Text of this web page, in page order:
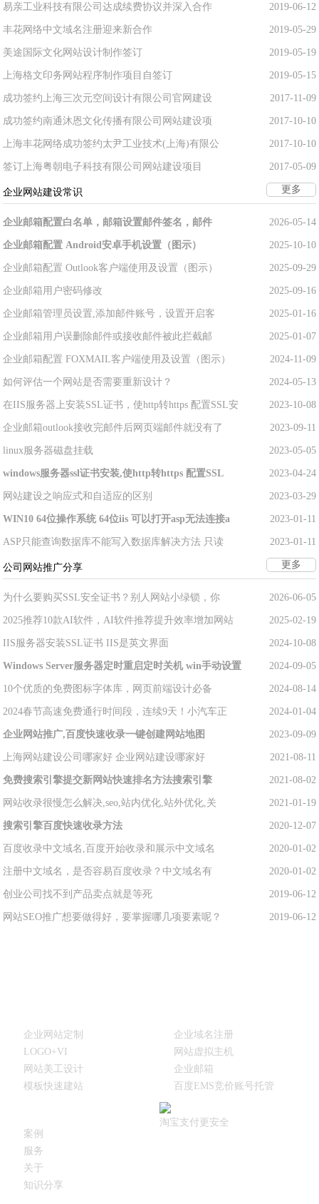
2019-06-12
易亲工业科技有限公司达成续费协议并深入合作
2019-05-29
丰花网络中文域名注册迎来新合作
2019-05-19
美途国际文化网站设计制作签订
2019-05-15
上海格文印务网站程序制作项目自签订
2017-11-09
成功签约上海三次元空间设计有限公司官网建设
2017-10-10
成功签约南通沐恩文化传播有限公司网站建设项
2017-10-10
上海丰花网络成功签约太尹工业技术(上海)有限公
2017-05-09
签订上海粤朝电子科技有限公司网站建设项目
企业网站建设常识 更多
2026-05-14
企业邮箱配置白名单，邮箱设置邮件签名，邮件
2025-10-10
企业邮箱配置 Android安卓手机设置（图示）
2025-09-29
企业邮箱配置 Outlook客户端使用及设置（图示）
2025-09-16
企业邮箱用户密码修改
2025-01-16
企业邮箱管理员设置,添加邮件账号，设置开启客
2025-01-07
企业邮箱用户误删除邮件或接收邮件被此拦截邮
2024-11-09
企业邮箱配置 FOXMAIL客户端使用及设置（图示）
2024-05-13
如何评估一个网站是否需要重新设计？
2023-10-08
在IIS服务器上安装SSL证书，使http转https 配置SSL安
2023-09-11
企业邮箱outlook接收完邮件后网页端邮件就没有了
2023-05-05
linux服务器磁盘挂载
2023-04-24
windows服务器ssl证书安装,使http转https 配置SSL
2023-03-29
网站建设之响应式和自适应的区别
2023-01-11
WIN10 64位操作系统 64位iis 可以打开asp无法连接a
2023-01-11
ASP只能查询数据库不能写入数据库解决方法 只读
公司网站推广分享 更多
2026-06-05
为什么要购买SSL安全证书？别人网站小绿锁，你
2025-02-19
2025推荐10款AI软件，AI软件推荐提升效率增加网站
2024-10-08
IIS服务器安装SSL证书 IIS是英文界面
2024-09-05
Windows Server服务器定时重启定时关机 win手动设置
2024-08-14
10个优质的免费图标字体库，网页前端设计必备
2024-01-04
2024春节高速免费通行时间段，连续9天！小汽车正
2023-09-09
企业网站推广,百度快速收录一键创建网站地图
2021-08-11
上海网站建设公司哪家好 企业网站建设哪家好
2021-08-02
免费搜索引擎提交新网站快速排名方法搜索引擎
2021-01-19
网站收录很慢怎么解决,seo,站内优化,站外优化,关
2020-12-07
搜索引擎百度快速收录方法
2020-01-02
百度收录中文域名,百度开始收录和展示中文域名
2020-01-02
注册中文域名，是否容易百度收录？中文域名有
2019-06-12
创业公司找不到产品卖点就是等死
2019-06-12
网站SEO推广想要做得好，要掌握哪几项要素呢？
企业网站定制
LOGO+VI
网站美工设计
模板快速建站
企业域名注册
网站虚拟主机
企业邮箱
百度EMS竞价账号托管
案例
服务
关于
知识分享
淘宝支付更安全